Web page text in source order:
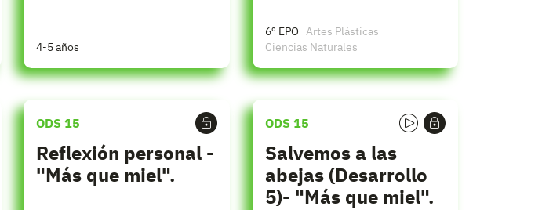
4-5 años
6º EPO Artes Plásticas
Ciencias Naturales
ODS 15
Reflexión personal -
"Más que miel".
ODS 15
Salvemos a las
abejas (Desarrollo
5)- "Más que miel".